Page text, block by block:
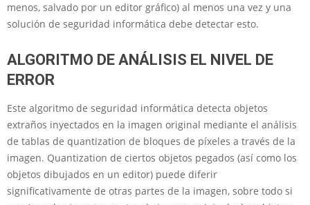
menos, salvado por un editor gráfico) al menos una vez y una
solución de seguridad informática debe detectar esto.
ALGORITMO DE ANÁLISIS EL NIVEL DE
ERROR
Este algoritmo de seguridad informática detecta objetos
extraños inyectados en la imagen original mediante el análisis
de tablas de quantization de bloques de píxeles a través de la
imagen. Quantization de ciertos objetos pegados (así como los
objetos dibujados en un editor) puede diferir
significativamente de otras partes de la imagen, sobre todo si